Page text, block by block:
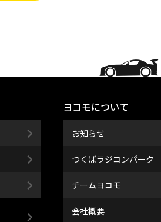
ヨコモについて
お知らせ
つくばラジコンパーク
チームヨコモ
会社概要